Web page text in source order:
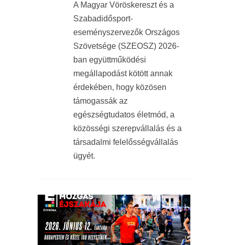
A Magyar Vöröskereszt és a
Szabadidősport-
eseményszervezők Országos
Szövetsége (SZEOSZ) 2026-
ban együttműködési
megállapodást kötött annak
érdekében, hogy közösen
támogassák az
egészségtudatos életmód, a
közösségi szerepvállalás és a
társadalmi felelősségvállalás
ügyét.